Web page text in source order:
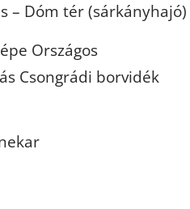
– Dóm tér (sárkányhajó)
Országos
Csongrádi borvidék